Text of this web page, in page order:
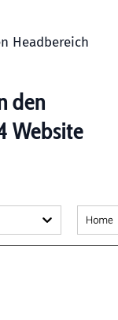
Headbereich
den
Website